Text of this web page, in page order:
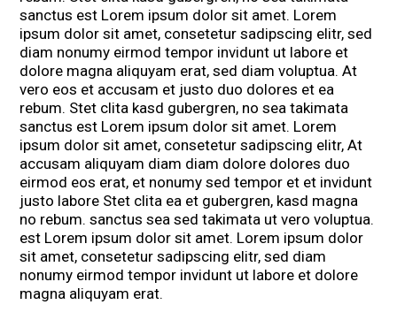
sanctus est Lorem ipsum dolor sit amet. Lorem
ipsum dolor sit amet, consetetur sadipscing elitr, sed
diam nonumy eirmod tempor invidunt ut labore et
dolore magna aliquyam erat, sed diam voluptua. At
vero eos et accusam et justo duo dolores et ea
rebum. Stet clita kasd gubergren, no sea takimata
sanctus est Lorem ipsum dolor sit amet. Lorem
ipsum dolor sit amet, consetetur sadipscing elitr, At
accusam aliquyam diam diam dolore dolores duo
eirmod eos erat, et nonumy sed tempor et et invidunt
justo labore Stet clita ea et gubergren, kasd magna
no rebum. sanctus sea sed takimata ut vero voluptua.
est Lorem ipsum dolor sit amet. Lorem ipsum dolor
sit amet, consetetur sadipscing elitr, sed diam
nonumy eirmod tempor invidunt ut labore et dolore
magna aliquyam erat.